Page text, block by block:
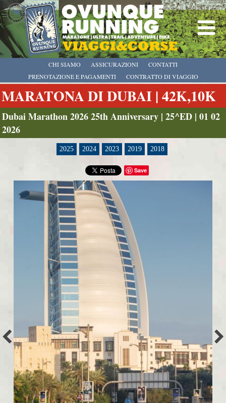
CHI SIAMO
PRENOTAZIONE E PAGAMENTI
CONTRATTO DI VIAGGIO
ASSICURAZIONI CONTATTI
MARATONA DI DUBAI | 42K,10K
Dubai Marathon 2026 25th Anniversary | 25^ED | 01 02
2026
2025 2024 2023 2019 2018
Save